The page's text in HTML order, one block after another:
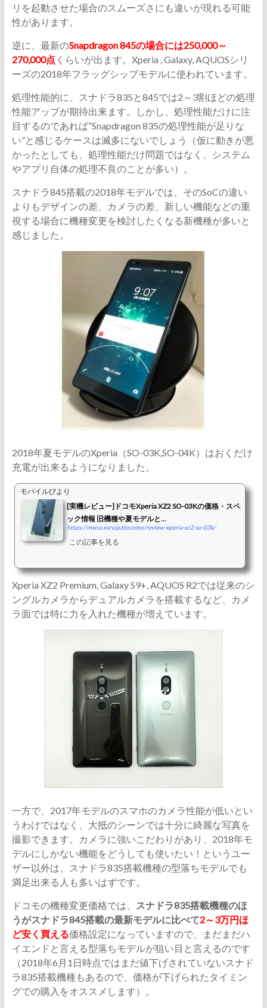
リを起動させた場合のスムーズさにも違いが現れる可能
性があります。
逆に、最新のSnapdragon 845の場合には250,000～
270,000点 くらいが出ます。Xperia , Galaxy, AQUOSシリ
ーズの2018年フラッグシップモデルに使われています。
処理性能的に、スナドラ835と845では2～3割ほどの処理
性能アップが期待出来ます。しかし、処理性能だけに注
目するのであれば”Snapdragon 835の処理性能が足りな
い”と感じるケースは滅多にないでしょう（仮に動きが悪
かったとしても、処理性能だけ問題ではなく、システム
やアプリ自体の処理不良のことが多い）。
スナドラ845搭載の2018年モデルでは、そのSoCの違い
よりもデザインの差、カメラの差、新しい機能などの重
視する場合に機種変更を検討したくなる新機種が多いと
感じました。
2018年夏モデルのXperia（SO-03K,SO-04K）はおくだけ
充電が出来るようになりました。
モバイルびより
[実機レビュー]ドコモXperia XZ2 SO-03Kの価格・スペ
ック情報 旧機種や夏モデルと...
https://mvno.xsrv.jp/docomo/review-xperia-xz2-so-03k/
この記事を見る
Xperia XZ2 Premium, Galaxy S9+, AQUOS R2では従来のシ
ングルカメラからデュアルカメラを搭載するなど、カメ
ラ面では特に力を入れた機種が増えています。
一方で、2017年モデルのスマホのカメラ性能が低いとい
うわけではなく、大抵のシーンでは十分に綺麗な写真を
撮影できます。カメラに強いこだわりがあり、2018年モ
デルにしかない機能をどうしても使いたい！というユー
ザー以外は、スナドラ835搭載機種の型落ちモデルでも
満足出来る人も多いはずです。
ドコモの機種変更価格では、
スナドラ835搭載機種のほ
うがスナドラ845搭載の最新モデルに比べて2～3万円ほ
ど安く買える価格設定になっていますので、まだまだハ
イエンドと言える型落ちモデルが狙い目と言えるのです
（2018年6月1日時点ではまだ値下げされていないスナド
ラ835搭載機種もあるので、価格が下げられたタイミン
グでの購入をオススメします）。